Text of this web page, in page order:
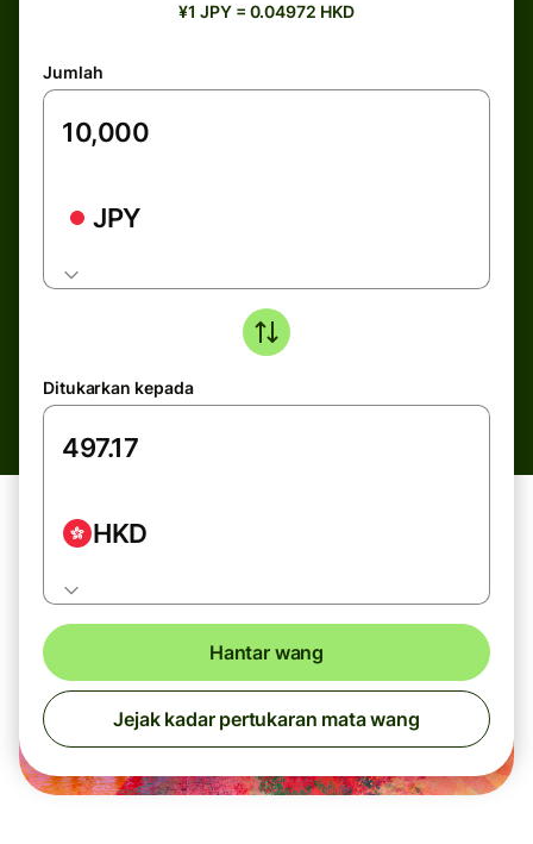
¥1 JPY = 0.04972 HKD
Jumlah
JPY
Ditukarkan kepada
HKD
Hantar wang
Jejak kadar pertukaran mata wang